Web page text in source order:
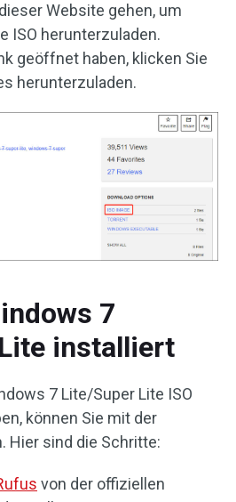
Website gehen, um
ISO herunterzuladen.
geöffnet haben, klicken Sie
herunterzuladen.
7
installiert
7 Lite/Super Lite ISO
können Sie mit der
Hier sind die Schritte:
von der offiziellen